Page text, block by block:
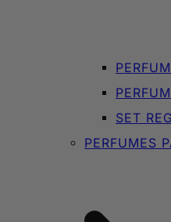
SET
PERFUMES